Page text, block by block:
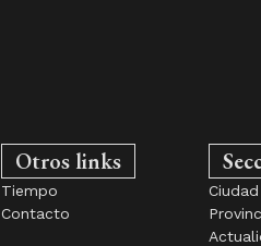
Otros links
Tiempo
Contacto
Ciudad